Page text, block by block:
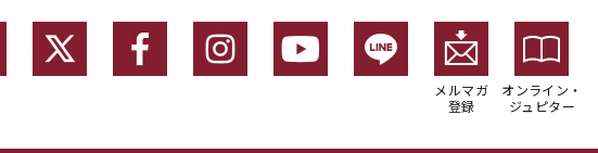
メルマガ
登録
オンライン・
ジュピター